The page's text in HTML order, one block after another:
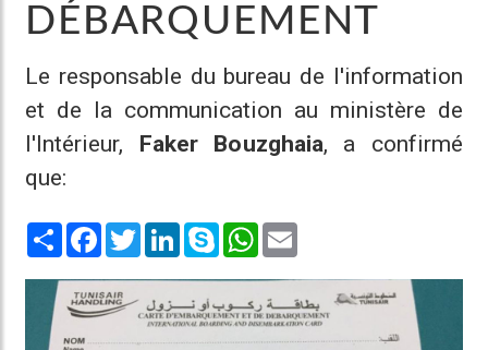
DÉBARQUEMENT
Le responsable du bureau de l'information
et de la communication au ministère de
l'Intérieur, Faker Bouzghaia, a confirmé
que:
Share Facebook
TwitterLinkedInSkype WhatsApp